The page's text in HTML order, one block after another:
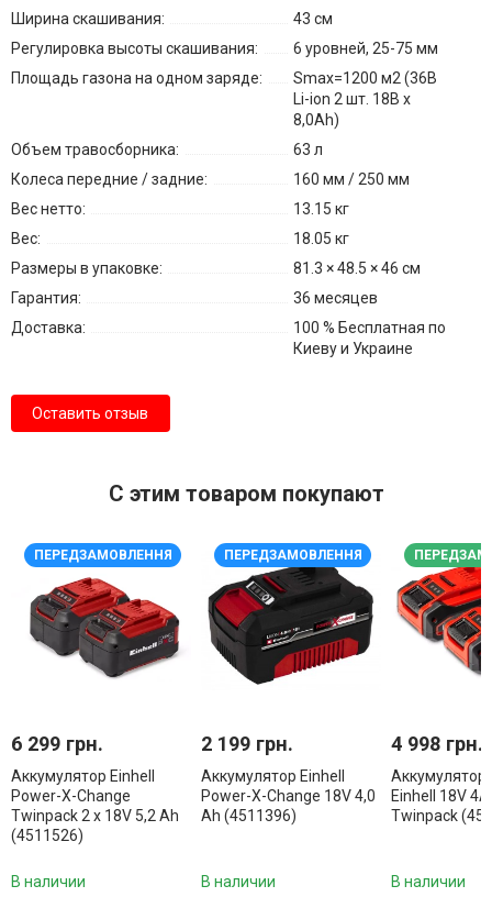
Ширина скашивания:
43 см
Регулировка высоты скашивания:
6 уровней, 25-75 мм
Площадь газона на одном заряде:
Smax=1200 м2 (36В
Li-ion 2 шт. 18B х
8,0Аh)
Объем травосборника:
63 л
Колеса передние / задние:
160 мм / 250 мм
Вес нетто:
13.15 кг
Вес:
18.05 кг
Размеры в упаковке:
81.3 × 48.5 × 46 см
Гарантия:
36 месяцев
Доставка:
100 % Бесплатная по
Киеву и Украине
Оставить отзыв
С этим товаром покупают
ПЕРЕДЗАМОВЛЕННЯ
6 299 грн.
Аккумулятор Einhell
Power-X-Change
Twinpack 2 x 18V 5,2 Ah
(4511526)
В наличии
ПЕРЕДЗАМОВЛЕННЯ
2 199 грн.
Аккумулятор Einhell
Power-X-Change 18V 4,0
Ah (4511396)
В наличии
4 998 грн.
Einhell 18V
Twinpack
В наличии